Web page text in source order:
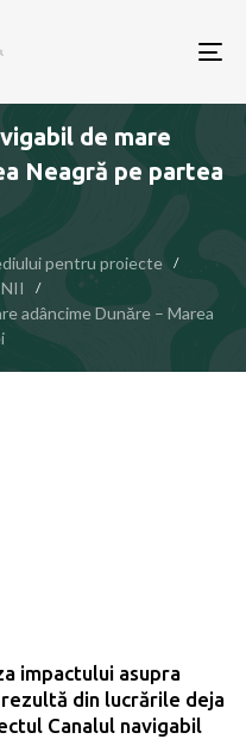
de mare
Neagră pe partea
pentru proiecte
adâncime Dunăre – Marea
impactului asupra
din lucrările deja
Canalul navigabil